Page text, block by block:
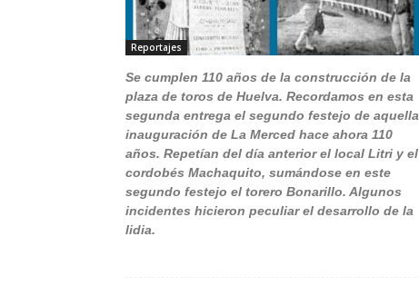
Reportajes
Se cumplen 110 años de la construcción de la
plaza de toros de Huelva. Recordamos en esta
segunda entrega el segundo festejo de aquella
inauguración de La Merced hace ahora 110
años. Repetían del día anterior el local Litri y el
cordobés Machaquito, sumándose en este
segundo festejo el torero Bonarillo. Algunos
incidentes hicieron peculiar el desarrollo de la
lidia.